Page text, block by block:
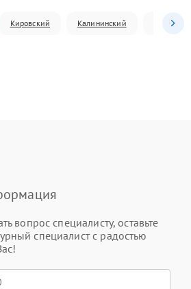
Кировский Калининский
вопрос специалисту, оставьте
специалист с радостью